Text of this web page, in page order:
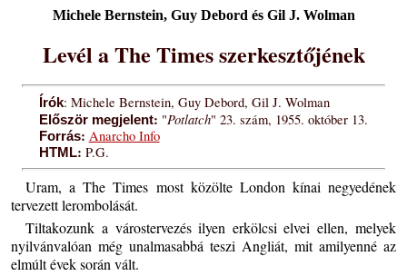
Michele Bernstein, Guy Debord és Gil J. Wolman
Levél a The Times szerkesztőjének
Írók: Michele Bernstein, Guy Debord, Gil J. Wolman
Először megjelent: "Potlatch" 23. szám, 1955. október 13.
Forrás: Anarcho Info
HTML: P.G.
Uram, a The Times most közölte London kínai negyedének
tervezett lerombolását.
Tiltakozunk a várostervezés ilyen erkölcsi elvei ellen, melyek
nyilvánvalóan még unalmasabbá teszi Angliát, mit amilyenné az
elmúlt évek során vált.